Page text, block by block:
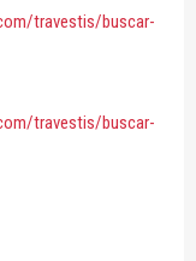
travestis/buscar-
travestis/buscar-